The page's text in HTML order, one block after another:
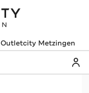
Outletcity Metzingen